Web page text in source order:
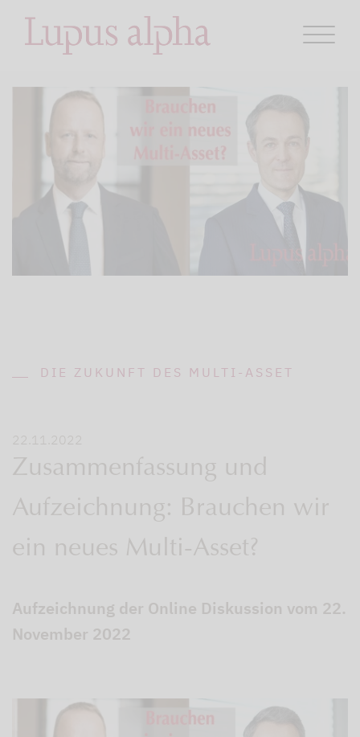
DIE ZUKUNFT DES MULTI-ASSET
22.11.2022
Zusammenfassung und
Aufzeichnung: Brauchen wir
ein neues Multi-Asset?
Aufzeichnung der Online Diskussion vom 22.
November 2022